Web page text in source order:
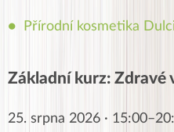
Přírodní kosmetika
Základní kurz: Zdravé
25. srpna 2026 ·